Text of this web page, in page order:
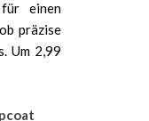
einen
präzise
Um 2,99